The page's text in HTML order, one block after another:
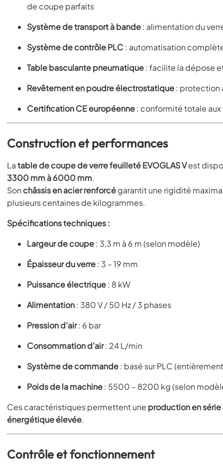
de coupe parfaits
Système de transport à bande: alimentation du
Système de contrôle PLC: automatisation
Table basculante pneumatique: facilite la dépose
Revêtement en poudre électrostatique: protection
Certification CE européenne: conformité totale
Construction et performances
Latable de coupe de verre feuilleté EVOGLAS Vest
3300 mm à 6000 mm.
Son châssis en acier renforcégarantit une rigidité
plusieurs centaines de kilogrammes.
Spécifications techniques :
Largeur de coupe: 3,3 m à 6 m (selon modèle)
Épaisseur du verre: 3 – 19 mm
Puissance électrique: 8 kW
Alimentation: 380 V / 50 Hz / 3 phases
Pression d’air: 6 bar
Consommation d’air: 24 L/min
Système de commande: basé sur PLC
Poids de la machine: 5500 – 8200 kg (selon
Ces caractéristiques permettent une production en
énergétique élevée.
Contrôle et fonctionnement